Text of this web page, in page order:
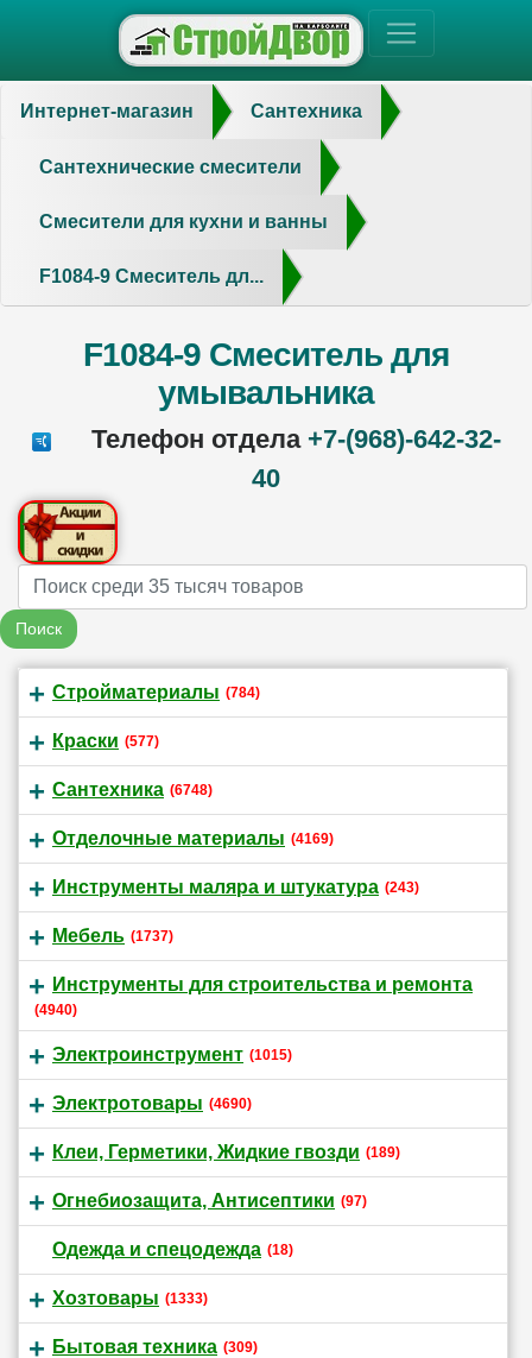
Интернет-магазин Сантехника
Сантехнические смесители
Смесители для кухни и ванны
F1084-9 Смеситель дл...
F1084-9 Смеситель для
умывальника
Телефон отдела +7-(968)-642-32-
40
Name
Поиск
Стройматериалы (784)
Краски (577)
Сантехника (6748)
Отделочные материалы (4169)
Инструменты маляра и штукатура (243)
Мебель (1737)
Инструменты для строительства и ремонта
(4940)
Электроинструмент (1015)
Электротовары (4690)
Клеи, Герметики, Жидкие гвозди (189)
Огнебиозащита, Антисептики (97)
Одежда и спецодежда (18)
Хозтовары (1333)
Бытовая техника (309)